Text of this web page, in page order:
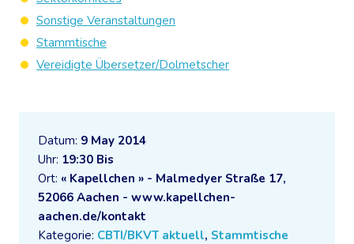
Datum: 9 May 2014
Uhr: 19:30 Bis
Ort: « Kapellchen » - Malmedyer Straße 17,
52066 Aachen - www.kapellchen-
aachen.de/kontakt
Kategorie: CBTI/BKVT aktuell, Stammtische
Sonstige Veranstaltungen
Stammtische
Vereidigte Übersetzer/Dolmetscher